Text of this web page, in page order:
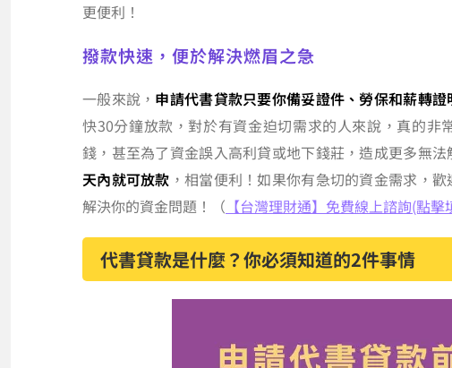
更便利！
撥款快速，便於解決燃眉之急
一般來說， 申請代書貸款只要你備妥證件、勞保和薪轉
快30分鐘放款，對於有資金迫切需求的人來說，真的非
錢，甚至為了資金誤入高利貸或地下錢莊，造成更多無
天內就可放款 ，相當便利！如果你有急切的資金需求，
解決你的資金問題！（ 【台灣理財通】免費線上諮詢(點
代書貸款是什麼？你必須知道的2件事情